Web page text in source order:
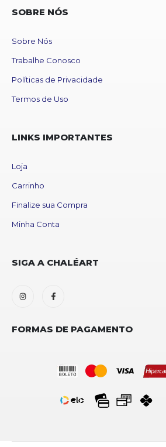
SOBRE NÓS
Sobre Nós
Trabalhe Conosco
Políticas de Privacidade
Termos de Uso
LINKS IMPORTANTES
Loja
Carrinho
Finalize sua Compra
Minha Conta
SIGA A CHALÉART
FORMAS DE PAGAMENTO